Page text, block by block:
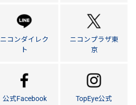
ニコンダイレク
ト
ニコンプラザ東
京
公式Facebook TopEye公式